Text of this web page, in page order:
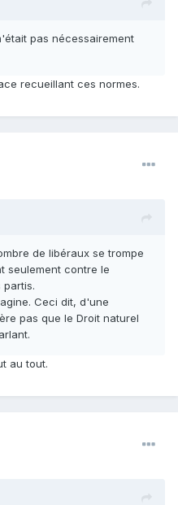
pas nécessairement
recueillant ces normes.
de libéraux se trompe
seulement contre le
partis.
Ceci dit, d'une
pas que le Droit naturel
au tout.